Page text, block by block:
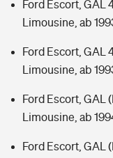
Ford Escort, GAL
Limousine, ab
Ford Escort, GAL
Limousine, ab
Ford Escort, GAL
Limousine, ab
Ford Escort, GAL